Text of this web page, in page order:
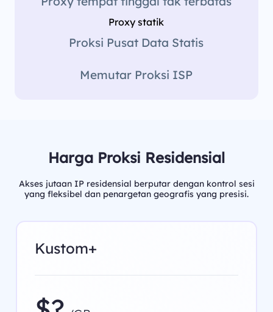
Proxy statik
Proksi Pusat Data Statis
Memutar Proksi ISP
Harga Proksi Residensial
Akses jutaan IP residensial berputar dengan kontrol sesi
yang fleksibel dan penargetan geografis yang presisi.
Kustom+